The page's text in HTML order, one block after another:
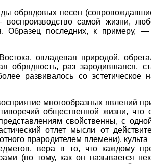
обрядовых песен
самой жизни,
Образец последних, к примеру, —
овладевая природой,
обрядность, раз зародившаяся,
развивалось со эстетическое
многообразных явлений
общественной жизни, что
свойственны, с
отлет мысли от
прародителем племени),
вера в то, что каждому
(по тому, как он называется